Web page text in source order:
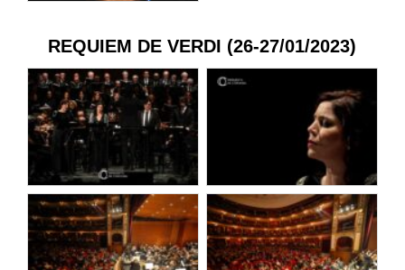
REQUIEM DE VERDI (26-27/01/2023)